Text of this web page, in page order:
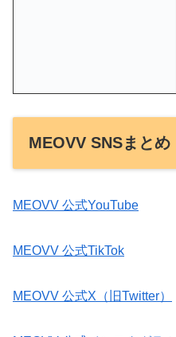
MEOVV SNSまとめ
MEOVV 公式YouTube
MEOVV 公式TikTok
MEOVV 公式X（旧Twitter）